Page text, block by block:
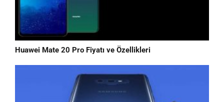
Huawei Mate 20 Pro Fiyatı ve Özellikleri